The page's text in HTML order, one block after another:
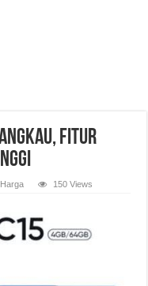
Fitur
Harga 150 Views